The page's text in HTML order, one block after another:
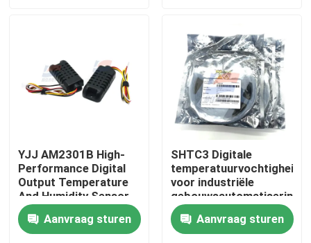
VR-show
Fabriekstocht
Kwaliteitscontrole
Neem contact met ons op
YJJ AM2301B High-
Performance Digital
Output Temperature
And Humidity Sensor
Is Used In
Dehumidifiers
Aanvraag sturen
SHTC3 Digitale
voor industriële
gebouwsautomatisering
Aanvraag sturen